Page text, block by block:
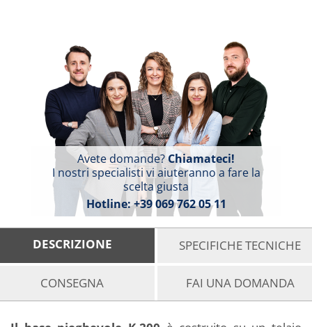
Avete domande?Chiamateci!
I nostri specialisti vi aiuteranno a fare la
scelta giusta
Hotline:+39 069 762 05 11
DESCRIZIONE SPECIFICHE TECNICHE
CONSEGNA FAI UNA DOMANDA